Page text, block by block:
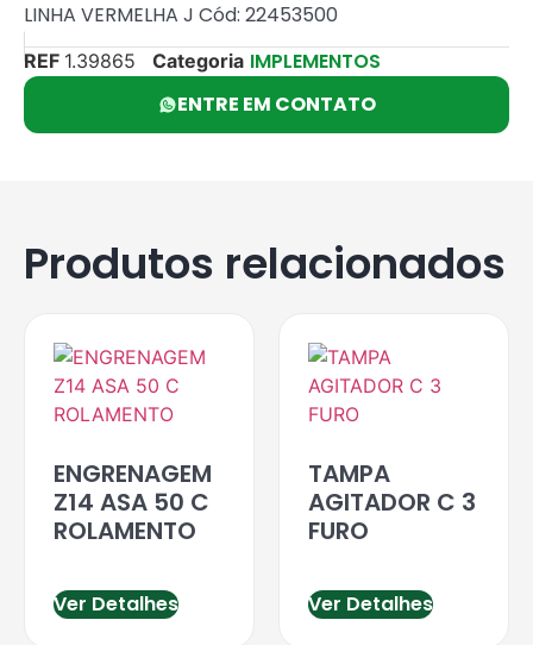
LINHA VERMELHA J Cód: 22453500
REF 1.39865 Categoria IMPLEMENTOS
ENTRE EM CONTATO
Produtos relacionados
ENGRENAGEM
Z14 ASA 50 C
ROLAMENTO
Ver Detalhes
TAMPA
AGITADOR C 3
FURO
Ver Detalhes